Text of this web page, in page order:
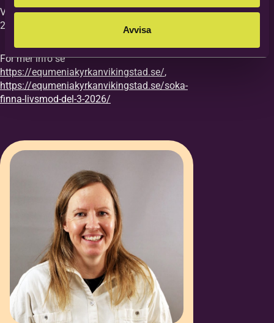
Avvisa
Vi vill ha din anmälan till kursen senast
27/8.
För mer info se
https://equmeniakyrkanvikingstad.se/,
https://equmeniakyrkanvikingstad.se/soka-
finna-livsmod-del-3-2026/